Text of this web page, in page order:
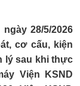
28/5/2026
cơ cấu, kiện
lý sau khi thực
Viện KSND